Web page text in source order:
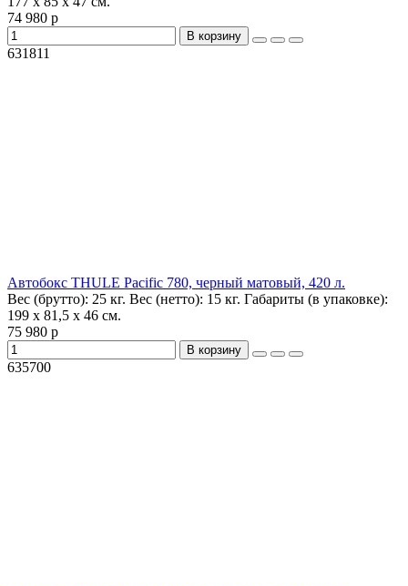
74 980 р
В корзину
631811
Автобокс THULE Pacific 780, черный матовый, 420 л.
Вес (брутто): 25 кг. Вес (нетто): 15 кг. Габариты (в упаковке):
199 x 81,5 x 46 см.
75 980 р
В корзину
635700